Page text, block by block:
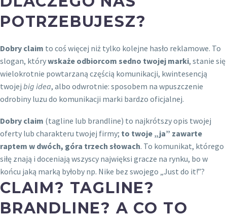
POTRZEBUJESZ?
Dobry claim to coś więcej niż tylko kolejne hasło reklamowe. To
slogan, którywskaże odbiorcom sedno twojej marki, stanie się
wielokrotnie powtarzaną częścią komunikacji, kwintesencją
twojej big idea, albo odwrotnie: sposobem na wpuszczenie
odrobiny luzu do komunikacji marki bardzo oficjalnej.
Dobry claim (tagline lub brandline) to najkrótszy opis twojej
oferty lub charakteru twojej firmy; to twoje „ja” zawarte
raptem w dwóch, góra trzech słowach. To komunikat, którego
siłę znają i doceniają wszyscy najwięksi gracze na rynku, bo w
końcu jaką marką byłoby np. Nike bez swojego „Just do it!”?
CLAIM? TAGLINE?
BRANDLINE? A CO TO